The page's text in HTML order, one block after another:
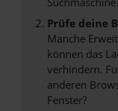
Prüfe deine
Manche
können das
verhindern.
anderen
Fenster?